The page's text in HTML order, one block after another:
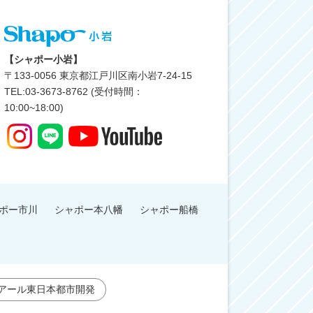
【シャポー小岩】
〒 133-0056 東京都江戸川区南小岩7-24-15
TEL:03-3673-8762 (受付時間：
10:00~18:00)
ー市川 シャポー本八幡 シャポー船橋
ール東日本都市開発